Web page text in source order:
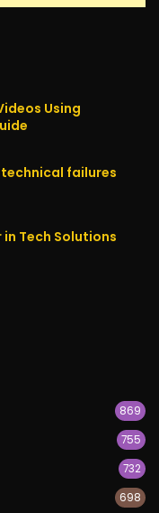
Using
technical failures
in Tech Solutions
869
755
732
698